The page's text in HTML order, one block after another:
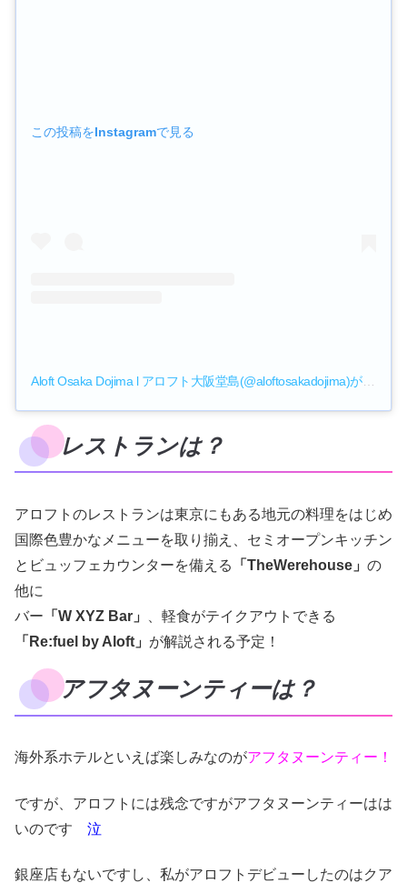
この投稿をInstagramで見る
Aloft Osaka Dojima l アロフト大阪堂島(@aloftosakadojima)がシェアした投稿
レストランは？
アロフトのレストランは東京にもある地元の料理をはじめ
国際色豊かなメニューを取り揃え、セミオープンキッチン
とビュッフェカウンターを備える
「TheWerehouse」 の
他に
バー 「W XYZ Bar」
、軽食がテイクアウトできる
「Re:fuel by Aloft」 が解説される予定！
アフタヌーンティーは？
海外系ホテルといえば楽しみなのがアフタヌーンティー！
ですが、アロフトには残念ですがアフタヌーンティーはは
いのです 泣
銀座店もないですし、私がアロフトデビューしたのはクア